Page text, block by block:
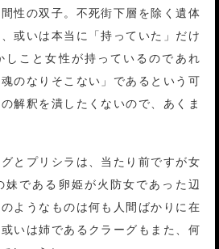
性の双子。不死街下層を除く遺体
或いは本当に「持っていた」だけ
しこと女性が持っているのであれ
のなりそこない」であるという可
解釈を潰したくないので、あくま
グとプリシラは、当たり前ですが女
妹である卵姫が火防女であった辺
ようなものは何も人間ばかりに在
いは姉であるクラーグもまた、何